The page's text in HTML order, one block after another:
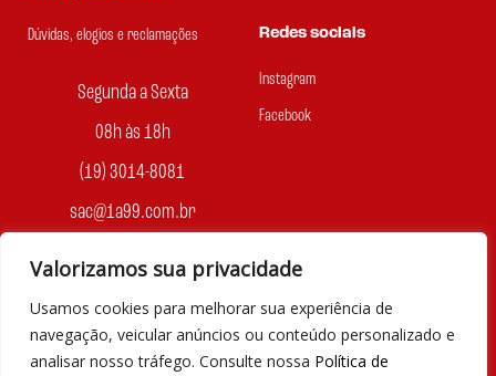
Valorizamos sua privacidade
Usamos cookies para melhorar sua experiência de
navegação, veicular anúncios ou conteúdo personalizado e
analisar nosso tráfego. Consulte nossa Política de
Dúvidas, elogios e reclamações
Segunda a Sexta
08h às 18h
(19) 3014-8081
sac@1a99.com.br
Redes sociais
Instagram
Facebook
Formas de pagamento
Dinheiro e Pix